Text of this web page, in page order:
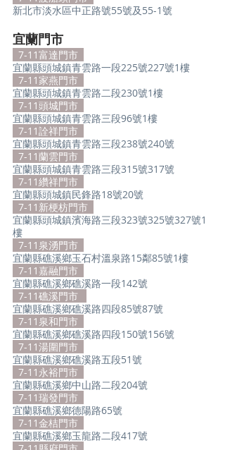
新北市淡水區中正路號55號及55-1號
宜蘭門市
7-11富達門市
宜蘭縣頭城鎮青雲路一段225號227號1樓
7-11家燕門市
宜蘭縣頭城鎮青雲路二段230號1樓
7-11頭城門市
宜蘭縣頭城鎮青雲路三段96號1樓
7-11詮祥門市
宜蘭縣頭城鎮青雲路三段238號240號
7-11蘭雲門市
宜蘭縣頭城鎮青雲路三段315號317號
7-11纘祥門市
宜蘭縣頭城鎮民鋒路18號20號
7-11新梗枋門市
宜蘭縣頭城鎮濱海路三段323號325號327號1
樓
7-11泉湧門市
宜蘭縣礁溪鄉玉石村溫泉路15鄰85號1樓
  7-11嘉融門市
宜蘭縣礁溪鄉礁溪路一段142號
7-11礁溪門市
宜蘭縣礁溪鄉礁溪路四段85號87號
7-11泉和門市
宜蘭縣礁溪鄉礁溪路四段150號156號
  7-11湯圍門市
宜蘭縣礁溪鄉礁溪路五段51號
  7-11永裕門市
宜蘭縣礁溪鄉中山路二段204號
  7-11瑞發門市
宜蘭縣礁溪鄉德陽路65號
  7-11金桔門市
宜蘭縣礁溪鄉玉龍路二段417號